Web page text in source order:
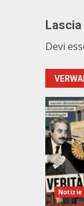
Devi
Notizie